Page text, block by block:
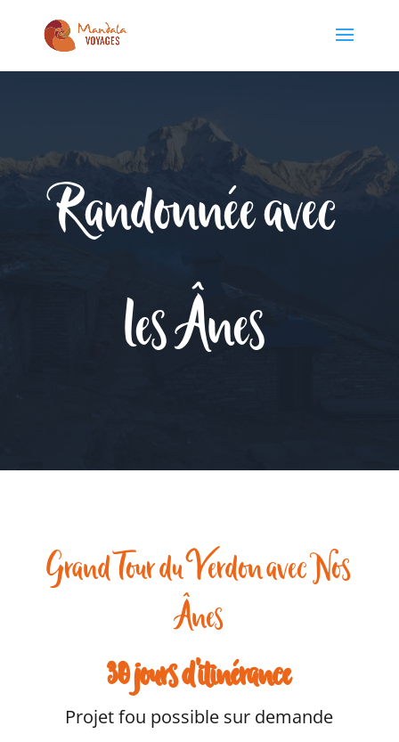
Randonnée avec
les Ânes
Grand Tour du Verdon avec Nos
Ânes
30 jours d’itinérance
Projet fou possible sur demande